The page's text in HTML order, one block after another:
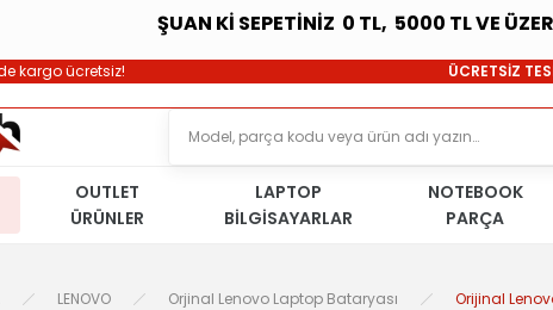
ŞUAN Kİ SEPETİNİZ 0 TL, 5000 TL VE
kargo ücretsiz!
ÜCRETSİZ
ÜCRETSİZ
KOŞULSUZ
OUTLET
ÜRÜNLER
LAPTOP
BİLGİSAYARLAR
NOTEBOOK
PARÇA
LENOVO Orjinal Lenovo Laptop Bataryası Orijinal